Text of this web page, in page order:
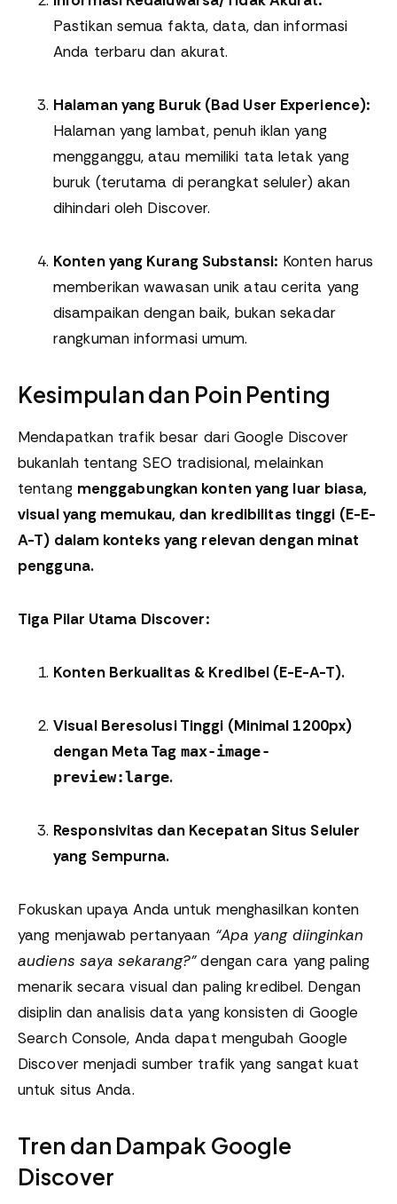
Pastikan semua fakta, data, dan informasi
Anda terbaru dan akurat.
Halaman yang Buruk (Bad User Experience):
Halaman yang lambat, penuh iklan yang
mengganggu, atau memiliki tata letak yang
buruk (terutama di perangkat seluler) akan
dihindari oleh Discover.
Konten yang Kurang Substansi: Konten harus
memberikan wawasan unik atau cerita yang
disampaikan dengan baik, bukan sekadar
rangkuman informasi umum.
Kesimpulan dan Poin Penting
Mendapatkan trafik besar dari Google Discover
bukanlah tentang SEO tradisional, melainkan
tentang menggabungkan konten yang luar biasa,
visual yang memukau, dan kredibilitas tinggi (E-E-
A-T) dalam konteks yang relevan dengan minat
pengguna.
Tiga Pilar Utama Discover:
Konten Berkualitas & Kredibel (E-E-A-T).
Visual Beresolusi Tinggi (Minimal 1200px)
dengan Meta Tag max-image-
preview:large.
Responsivitas dan Kecepatan Situs Seluler
yang Sempurna.
Fokuskan upaya Anda untuk menghasilkan konten
yang menjawab pertanyaan “Apa yang diinginkan
audiens saya sekarang?”dengan cara yang paling
menarik secara visual dan paling kredibel. Dengan
disiplin dan analisis data yang konsisten di Google
Search Console, Anda dapat mengubah Google
Discover menjadi sumber trafik yang sangat kuat
untuk situs Anda.
Tren dan Dampak Google
Discover